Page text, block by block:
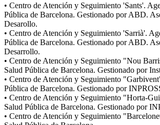
• Centro de Atención y Seguimiento 'Sants'.
Pública de Barcelona. Gestionado por ABD.
Desarollo.
• Centro de Atención y Seguimiento 'Sarrià'.
Pública de Barcelona. Gestionado por ABD.
Desarrollo.
• Centro de Atención y Seguimiento "Nou
Salud Pública de Barcelona. Gestionado por
• Centro de Atención y Seguimiento
Pública de Barcelona. Gestionado por
• Centro de Atención y Seguimiento "Horta-
Salud Pública de Barcelona. Gestionado por
• Centro de Atención y Seguimiento